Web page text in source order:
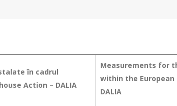
în cadrul
Action – DALIA
Measurements for
within the European
DALIA